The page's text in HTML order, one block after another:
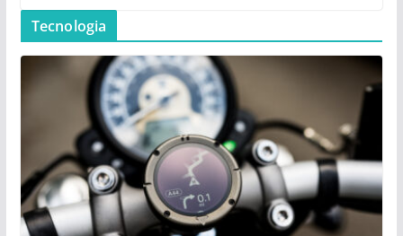
Tecnologia